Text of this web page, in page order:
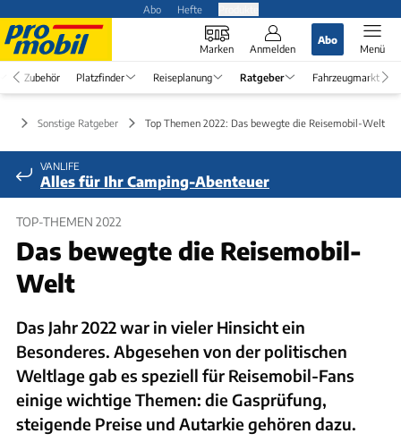
Abo Hefte
Marken Anmelden
Abo
Menü
Zubehör Platzfinder Reiseplanung Ratgeber Fahrzeugmarkt
Sonstige Ratgeber Top Themen 2022: Das bewegte die Reisemobil-Welt
VANLIFE
Alles für Ihr Camping-Abenteuer
TOP-THEMEN 2022
Das bewegte die Reisemobil-
Welt
Das Jahr 2022 war in vieler Hinsicht ein
Besonderes. Abgesehen von der politischen
Weltlage gab es speziell für Reisemobil-Fans
einige wichtige Themen: die Gasprüfung,
steigende Preise und Autarkie gehören dazu.